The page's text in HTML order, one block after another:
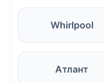
Whirlpool
Атлант